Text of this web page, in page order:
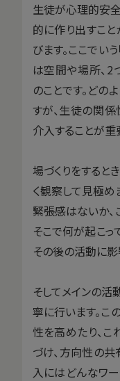
生徒が心理的安
的に作り出すこと
びます。ここでい
は空間や場所、
のことです。どの
すが、生徒の関
介入することが重
場づくりをすると
く観察して見極め
緊張感はないか、
そこで何が起こっ
その後の活動に影
そしてメインの活
寧に行います。こ
性を高めたり、
づけ、方向性の共
入にはどんなワ